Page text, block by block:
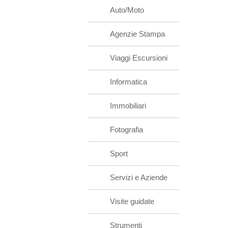
Auto/Moto
Agenzie Stampa
Viaggi Escursioni
Informatica
Immobiliari
Fotografia
Sport
Servizi e Aziende
Visite guidate
Strumenti